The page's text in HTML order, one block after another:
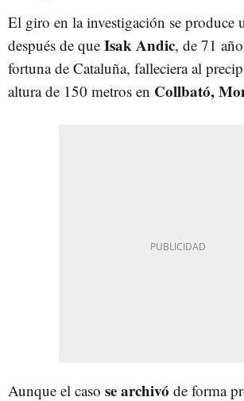
El giro en la investigación se produce
después de que Isak Andic, de 71
fortuna de Cataluña, falleciera al
altura de 150 metros en Collbató,
Aunque el caso se archivó de forma